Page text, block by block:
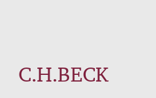
C.H.BECK